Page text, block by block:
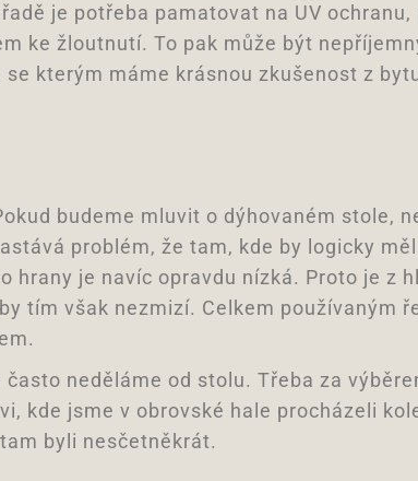
je potřeba pamatovat na UV
ke žloutnutí. To pak může být
kterým máme krásnou zkušenost z
budeme mluvit o dýhovaném stole,
problém, že tam, kde by logicky
hrany je navíc opravdu nízká. Proto je z
tím však nezmizí. Celkem používaným
neděláme od stolu. Třeba za
kde jsme v obrovské hale procházeli
byli nesčetněkrát.